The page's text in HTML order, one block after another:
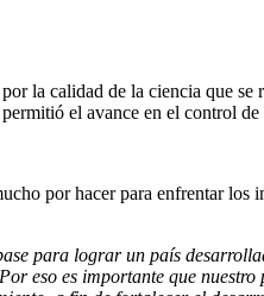
la calidad de la ciencia que
el avance en el control de
por hacer para enfrentar
para lograr un país
eso es importante que